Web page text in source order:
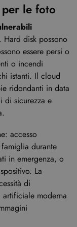
per le foto
Hard disk possono
essere persi o
o incendi
istanti. Il cloud
ridondanti in data
di sicurezza e
accesso
durante
in emergenza, o
La
di
artificiale moderna